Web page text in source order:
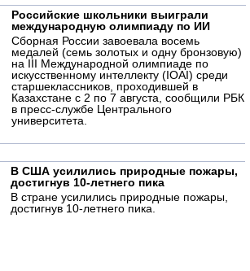
Российские школьники выиграли
международную олимпиаду по ИИ
Сборная России завоевала восемь
медалей (семь золотых и одну бронзовую)
на III Международной олимпиаде по
искусственному интеллекту (IOAI) среди
старшеклассников, проходившей в
Казахстане с 2 по 7 августа, сообщили РБК
в пресс-службе Центрального
университета.
В США усилились природные пожары,
достигнув 10-летнего пика
В стране усилились природные пожары,
достигнув 10-летнего пика.